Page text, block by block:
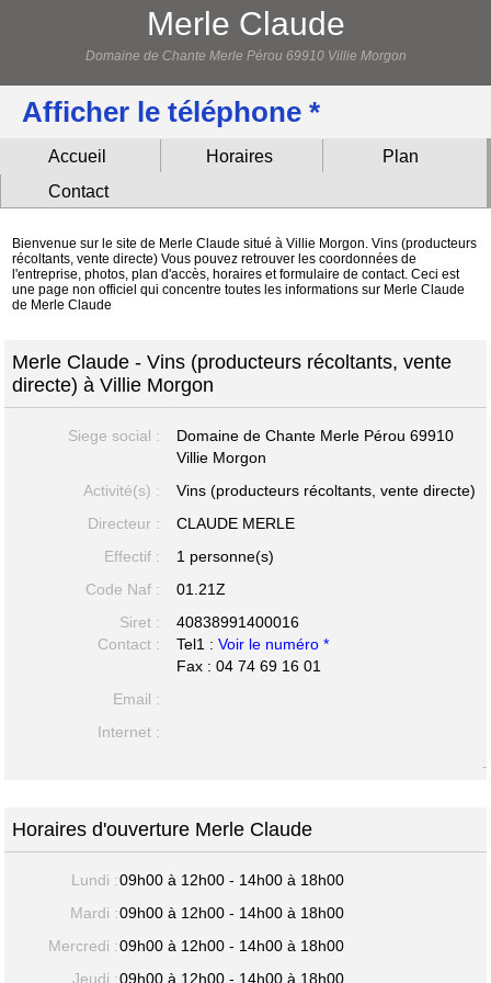
Merle Claude
Domaine de Chante Merle Pérou 69910 Villie Morgon
Afficher le téléphone *
Accueil Horaires
Plan
Contact
Bienvenue sur le site de Merle Claude situé à Villie Morgon. Vins (producteurs
récoltants, vente directe) Vous pouvez retrouver les coordonnées de
l'entreprise, photos, plan d'accès, horaires et formulaire de contact. Ceci est
une page non officiel qui concentre toutes les informations sur Merle Claude
de Merle Claude
Merle Claude - Vins (producteurs récoltants, vente
directe) à Villie Morgon
Siege social : Domaine de Chante Merle Pérou69910
Villie Morgon
Activité(s) :
Vins (producteurs récoltants, vente directe)
Directeur :
CLAUDE MERLE
Effectif :
1 personne(s)
Code Naf :
01.21Z
Siret :
40838991400016
Contact :
Tel1 :Voir le numéro *
Fax : 04 74 69 16 01
Email :
Internet :
-
Horaires d'ouverture Merle Claude
Lundi :09h00 à 12h00 - 14h00 à 18h00
Mardi :09h00 à 12h00 - 14h00 à 18h00
Mercredi :09h00 à 12h00 - 14h00 à 18h00
Jeudi :09h00 à 12h00 - 14h00 à 18h00